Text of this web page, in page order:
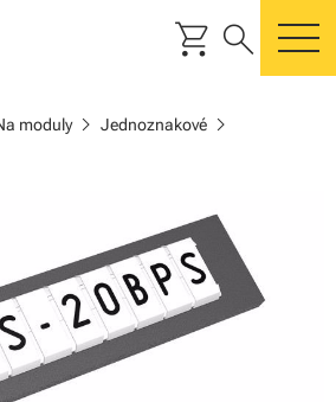
shopping_cart search
modulychevron_right Jednoznakovéchevron_right